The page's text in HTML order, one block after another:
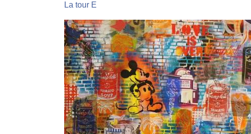
La tour E